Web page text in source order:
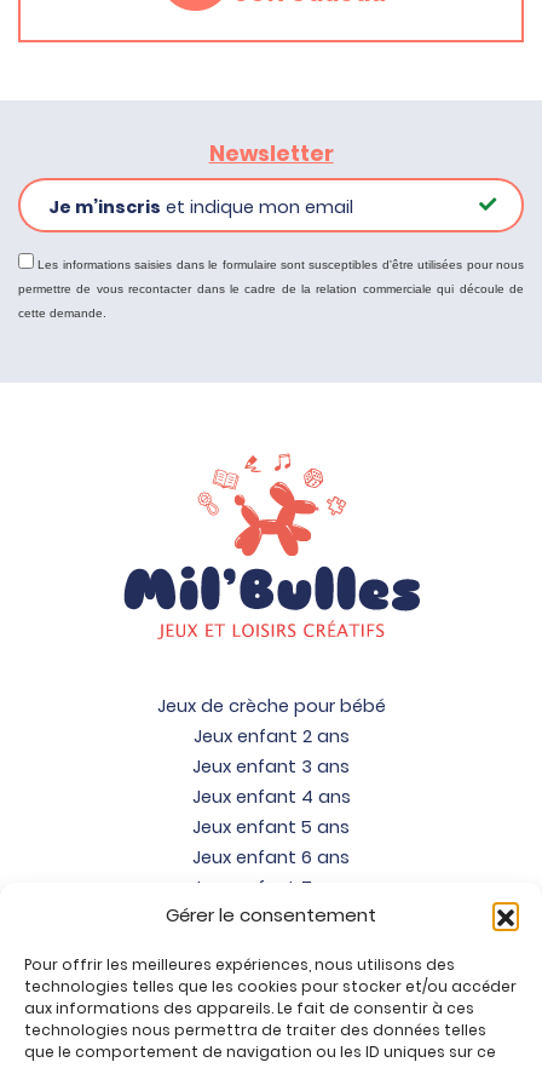
Gérer le consentement
Pour offrir les meilleures expériences, nous utilisons des
technologies telles que les cookies pour stocker et/ou accéder
aux informations des appareils. Le fait de consentir à ces
technologies nous permettra de traiter des données telles
que le comportement de navigation ou les ID uniques sur ce
Newsletter
Je m’inscris et indique mon email
Les informations saisies dans le formulaire sont susceptibles d'être utilisées pour nous
permettre de vous recontacter dans le cadre de la relation commerciale qui découle de
cette demande.
Jeux de crèche pour bébé
Jeux enfant 2 ans
Jeux enfant 3 ans
Jeux enfant 4 ans
Jeux enfant 5 ans
Jeux enfant 6 ans
Jeux enfant 7 ans
Jeux enfant 8 ans
Jeux enfant 10 ans
Jeux enfant 11 ans
Jeux enfant 12 ans